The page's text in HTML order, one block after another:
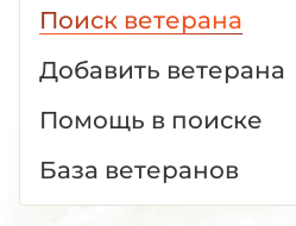
Поиск ветерана
Добавить ветерана
Помощь в поиске
База ветеранов